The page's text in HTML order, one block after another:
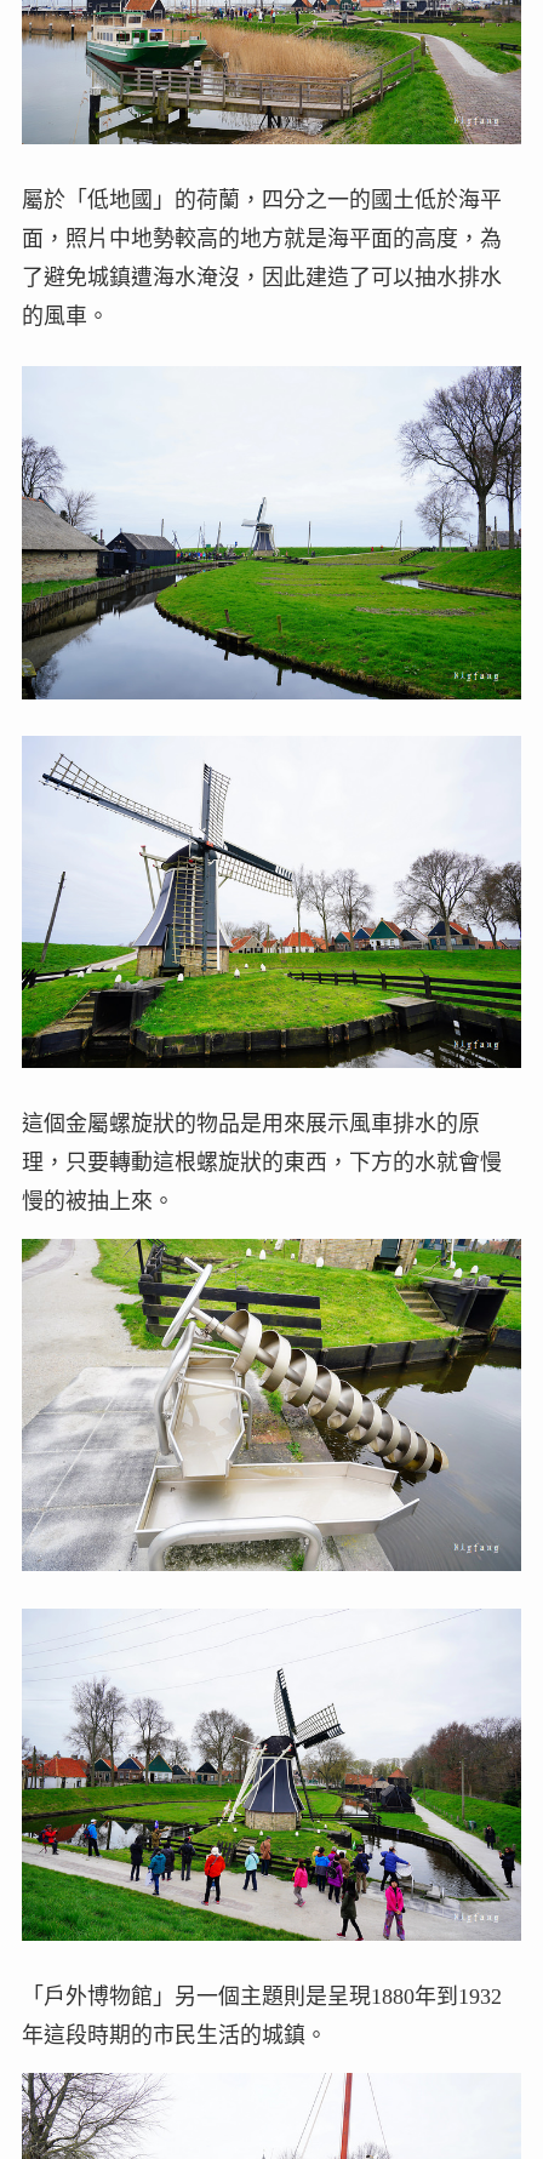
屬於「低地國」的荷蘭，四分之一的國土低於海平
面，照片中地勢較高的地方就是海平面的高度，為
了避免城鎮遭海水淹沒，因此建造了可以抽水排水
的風車。
這個金屬螺旋狀的物品是用來展示風車排水的原
理，只要轉動這根螺旋狀的東西，下方的水就會慢
慢的被抽上來。
「戶外博物館」另一個主題則是呈現1880年到1932
年這段時期的市民生活的城鎮。